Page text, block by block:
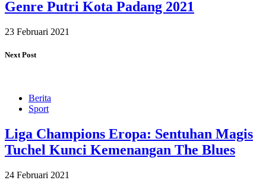
Genre Putri Kota Padang 2021
23 Februari 2021
Next Post
Berita
Sport
Liga Champions Eropa: Sentuhan Magis
Tuchel Kunci Kemenangan The Blues
24 Februari 2021